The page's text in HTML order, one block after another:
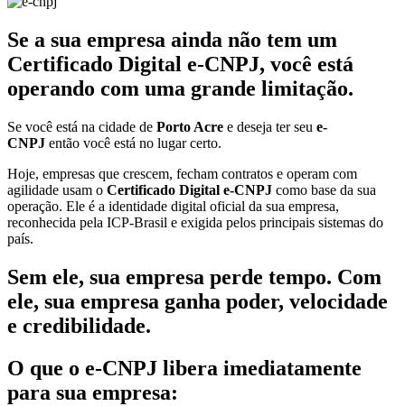
Se a sua empresa ainda não tem um
Certificado Digital e-CNPJ, você está
operando com uma grande limitação.
Se você está na cidade de Porto Acre e deseja ter seu e-
CNPJ então você está no lugar certo.
Hoje, empresas que crescem, fecham contratos e operam com
agilidade usam o Certificado Digital e-CNPJ como base da sua
operação. Ele é a identidade digital oficial da sua empresa,
reconhecida pela ICP-Brasil e exigida pelos principais sistemas do
país.
Sem ele, sua empresa perde tempo. Com
ele, sua empresa ganha poder, velocidade
e credibilidade.
O que o e-CNPJ libera imediatamente
para sua empresa: